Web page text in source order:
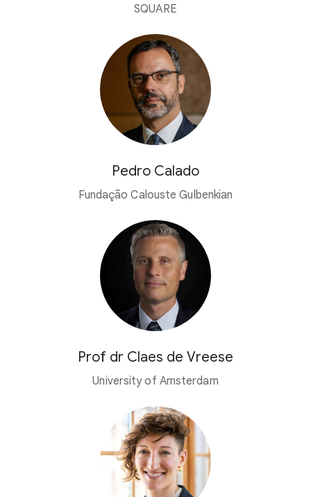
SQUARE
Pedro Calado
Fundação Calouste Gulbenkian
Prof dr Claes de Vreese
University of Amsterdam